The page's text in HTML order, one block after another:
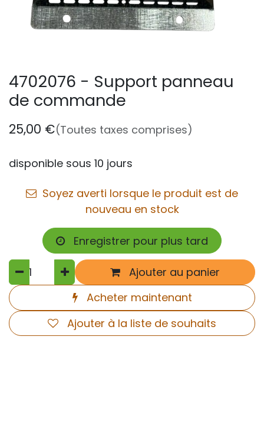
4702076 - Support panneau
de commande
25,00 €(Toutes taxes comprises)
disponible sous 10 jours
Soyez averti lorsque le produit est de
nouveau en stock
Enregistrer pour plus tard
Ajouter au panier
Acheter maintenant
Ajouter à la liste de souhaits